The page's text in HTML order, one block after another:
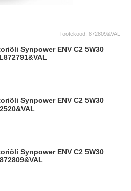
Tootekood: 872809&VAL
872791&VAL
872809&VAL